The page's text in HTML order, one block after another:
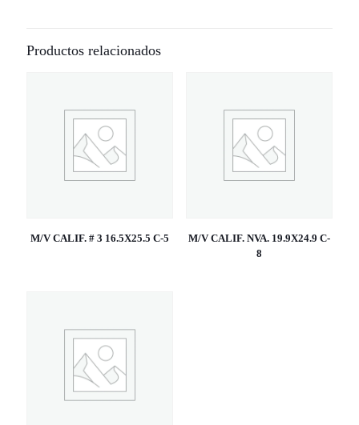
Productos relacionados
M/V CALIF. # 3 16.5X25.5 C-5
M/V CALIF. NVA. 19.9X24.9 C-
8